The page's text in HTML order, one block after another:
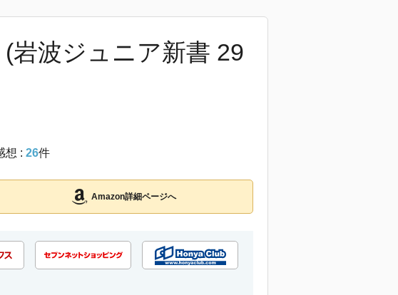
岩波ジュニア新書 29
想 : 26件
Amazon詳細ページへ